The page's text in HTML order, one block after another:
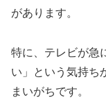
があります。
特に、テレビが急
い」という気持ち
まいがちです。